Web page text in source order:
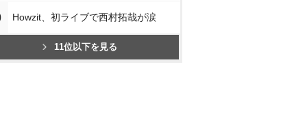
Howzit、初ライブで西村拓哉が涙
11位以下を見る